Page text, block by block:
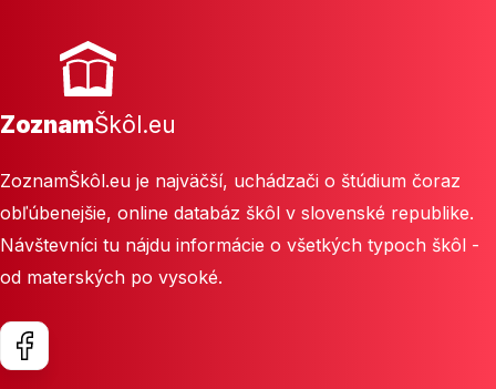
ZoznamŠkôl.eu
ZoznamŠkôl.eu je najväčší, uchádzači o štúdium čoraz
obľúbenejšie, online databáz škôl v slovenské republike.
Návštevníci tu nájdu informácie o všetkých typoch škôl -
od materských po vysoké.